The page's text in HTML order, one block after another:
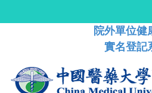
院外單位健
實名登記